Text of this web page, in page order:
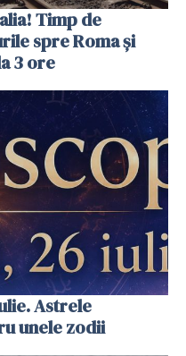
Timp de
spre Roma și
3 ore
Astrele
unele zodii